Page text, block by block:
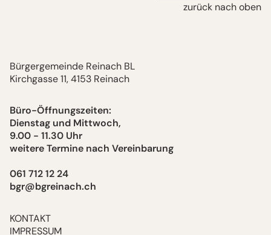
Bürgergemeinde Reinach BL
Kirchgasse 11, 4153 Reinach
Büro-Öffnungszeiten:
Dienstag und Mittwoch,
9.00 - 11.30 Uhr
weitere Termine nach Vereinbarung
061 712 12 24
bgr@bgreinach.ch
KONTAKT
IMPRESSUM
zurück nach oben